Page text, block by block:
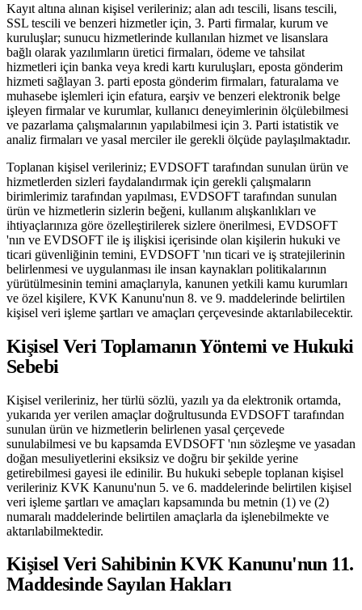
Kayıt altına alınan kişisel verileriniz; alan adı tescili, lisans tescili,
SSL tescili ve benzeri hizmetler için, 3. Parti firmalar, kurum ve
kuruluşlar; sunucu hizmetlerinde kullanılan hizmet ve lisanslara
bağlı olarak yazılımların üretici firmaları, ödeme ve tahsilat
hizmetleri için banka veya kredi kartı kuruluşları, eposta gönderim
hizmeti sağlayan 3. parti eposta gönderim firmaları, faturalama ve
muhasebe işlemleri için efatura, earşiv ve benzeri elektronik belge
işleyen firmalar ve kurumlar, kullanıcı deneyimlerinin ölçülebilmesi
ve pazarlama çalışmalarının yapılabilmesi için 3. Parti istatistik ve
analiz firmaları ve yasal merciler ile gerekli ölçüde paylaşılmaktadır.
Toplanan kişisel verileriniz; EVDSOFT tarafından sunulan ürün ve
hizmetlerden sizleri faydalandırmak için gerekli çalışmaların
birimlerimiz tarafından yapılması, EVDSOFT tarafından sunulan
ürün ve hizmetlerin sizlerin beğeni, kullanım alışkanlıkları ve
ihtiyaçlarınıza göre özelleştirilerek sizlere önerilmesi, EVDSOFT
'nın ve EVDSOFT ile iş ilişkisi içerisinde olan kişilerin hukuki ve
ticari güvenliğinin temini, EVDSOFT 'nın ticari ve iş stratejilerinin
belirlenmesi ve uygulanması ile insan kaynakları politikalarının
yürütülmesinin temini amaçlarıyla, kanunen yetkili kamu kurumları
ve özel kişilere, KVK Kanunu'nun 8. ve 9. maddelerinde belirtilen
kişisel veri işleme şartları ve amaçları çerçevesinde aktarılabilecektir.
Kişisel Veri Toplamanın Yöntemi ve Hukuki
Sebebi
Kişisel verileriniz, her türlü sözlü, yazılı ya da elektronik ortamda,
yukarıda yer verilen amaçlar doğrultusunda EVDSOFT tarafından
sunulan ürün ve hizmetlerin belirlenen yasal çerçevede
sunulabilmesi ve bu kapsamda EVDSOFT 'nın sözleşme ve yasadan
doğan mesuliyetlerini eksiksiz ve doğru bir şekilde yerine
getirebilmesi gayesi ile edinilir. Bu hukuki sebeple toplanan kişisel
verileriniz KVK Kanunu'nun 5. ve 6. maddelerinde belirtilen kişisel
veri işleme şartları ve amaçları kapsamında bu metnin (1) ve (2)
numaralı maddelerinde belirtilen amaçlarla da işlenebilmekte ve
aktarılabilmektedir.
Kişisel Veri Sahibinin KVK Kanunu'nun 11.
Maddesinde Sayılan Hakları